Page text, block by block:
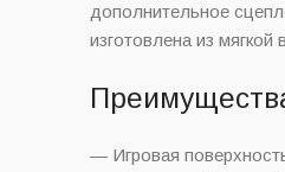
дополнительное
изготовлена из мягкой
— Игровая